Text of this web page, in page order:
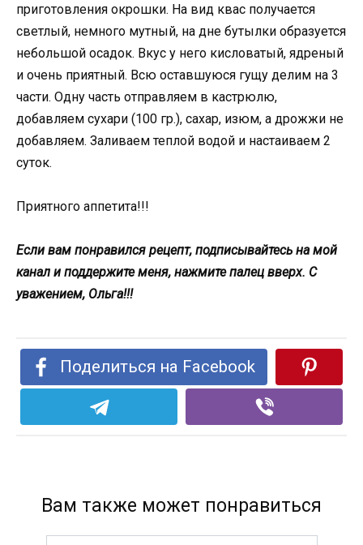
приготовления окрошки. На вид квас получается
светлый, немного мутный, на дне бутылки образуется
небольшой осадок. Вкус у него кисловатый, ядреный
и очень приятный. Всю оставшуюся гущу делим на 3
части. Одну часть отправляем в кастрюлю,
добавляем сухари (100 гр.), сахар, изюм, а дрожжи не
добавляем. Заливаем теплой водой и настаиваем 2
суток.
Приятного аппетита!!!
Если вам понравился рецепт, подписывайтесь на мой
канал и поддержите меня, нажмите палец вверх. С
уважением, Ольга!!!
Поделиться на Facebook
Вам также может понравиться